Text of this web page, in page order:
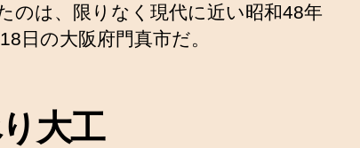
のは、限りなく現代に近い昭和48年
日の大阪府門真市だ。
大工